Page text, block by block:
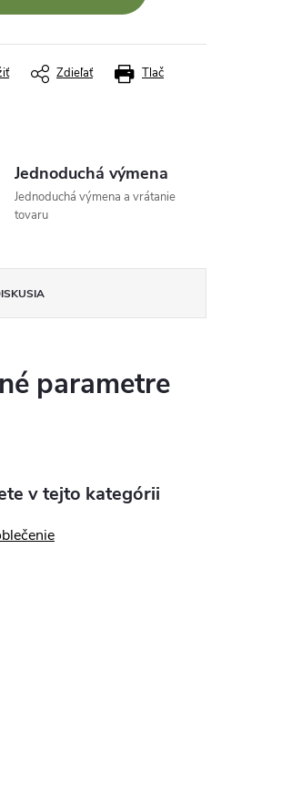
Tlač
Zdieľať
Jednoduchá výmena
Jednoduchá výmena a vrátanie
tovaru
parametre
v tejto kategórii